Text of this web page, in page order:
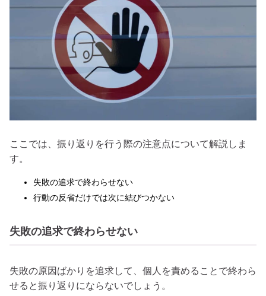
ここでは、振り返りを行う際の注意点について解説しま
す。
失敗の追求で終わらせない
行動の反省だけでは次に結びつかない
失敗の追求で終わらせない
失敗の原因ばかりを追求して、個人を責めることで終わら
せると振り返りにならないでしょう。